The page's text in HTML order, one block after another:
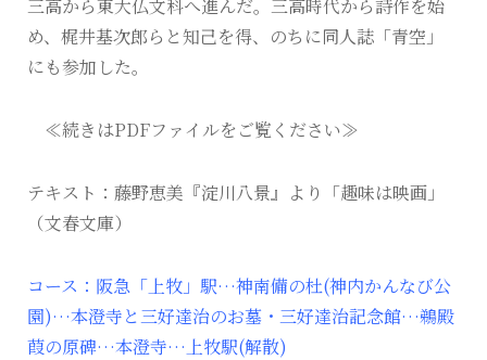
三高から東大仏文科へ進んだ。三高時代から詩作を始
め、梶井基次郎らと知己を得、のちに同人誌「青空」
にも参加した。
≪続きはPDFファイルをご覧ください≫
テキスト：藤野恵美『淀川八景』より「趣味は映画」
（文春文庫）
コース：阪急「上牧」駅…神南備の杜(神内かんなび公
園)…本澄寺と三好達治のお墓・三好達治記念館…鵜殿
葭の原碑…本澄寺…上牧駅(解散)